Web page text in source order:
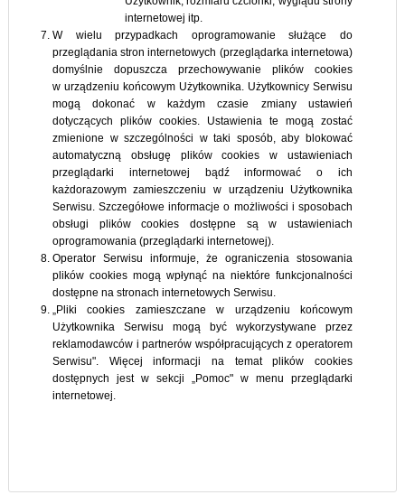
internetowej itp.
W wielu przypadkach oprogramowanie służące do
przeglądania stron internetowych (przeglądarka internetowa)
domyślnie dopuszcza przechowywanie plików cookies
w urządzeniu końcowym Użytkownika. Użytkownicy Serwisu
mogą dokonać w każdym czasie zmiany ustawień
dotyczących plików cookies. Ustawienia te mogą zostać
zmienione w szczególności w taki sposób, aby blokować
automatyczną obsługę plików cookies w ustawieniach
przeglądarki internetowej bądź informować o ich
każdorazowym zamieszczeniu w urządzeniu Użytkownika
Serwisu. Szczegółowe informacje o możliwości i sposobach
obsługi plików cookies dostępne są w ustawieniach
oprogramowania (przeglądarki internetowej).
Operator Serwisu informuje, że ograniczenia stosowania
plików cookies mogą wpłynąć na niektóre funkcjonalności
dostępne na stronach internetowych Serwisu.
„Pliki cookies zamieszczane w urządzeniu końcowym
Użytkownika Serwisu mogą być wykorzystywane przez
reklamodawców i partnerów współpracujących z operatorem
Serwisu". Więcej informacji na temat plików cookies
dostępnych jest w sekcji „Pomoc" w menu przeglądarki
internetowej.